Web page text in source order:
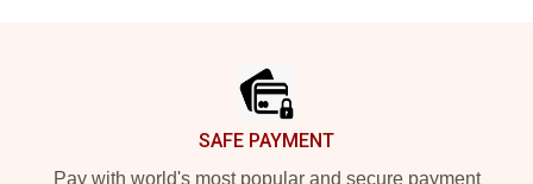
SAFE PAYMENT
Pay with world's most popular and secure payment